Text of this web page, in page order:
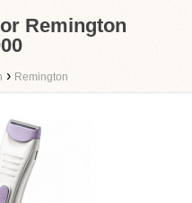
Remington
› Remington